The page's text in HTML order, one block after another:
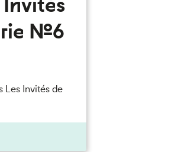
n°6
Les Invités de